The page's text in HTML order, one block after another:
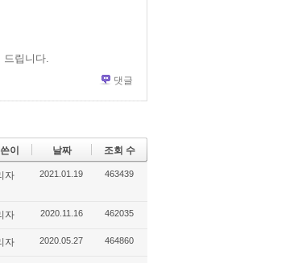
드립니다.
댓글
이 날짜 조회 수
자 2021.01.19 463439
자 2020.11.16 462035
자 2020.05.27 464860